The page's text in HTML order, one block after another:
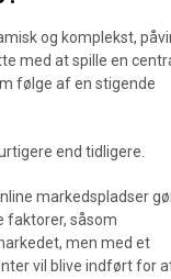
og komplekst,
med at spille en
følge af en stigende
end tidligere.
markedspladser
faktorer, såsom
men med et
vil blive indført for